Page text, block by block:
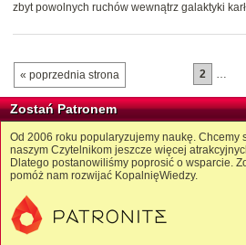
zbyt powolnych ruchów wewnątrz galaktyki
« poprzednia strona 2 …
Zostań Patronem
Od 2006 roku popularyzujemy naukę. Chcemy
naszym Czytelnikom jeszcze więcej
Dlatego postanowiliśmy poprosić o wsparcie.
pomóż nam rozwijać KopalnięWiedzy.